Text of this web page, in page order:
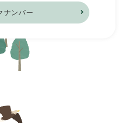
ナンバー